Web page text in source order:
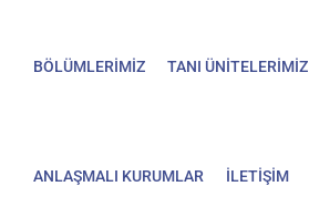
BÖLÜMLERİMİZ TANI ÜNİTELERİMİZ
ANLAŞMALI KURUMLAR İLETİŞİM